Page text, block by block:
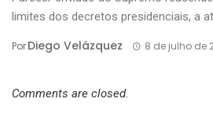
limites dos decretos presidenciais, a
PorDiego Velázquez 8 de julho de
Comments are closed.